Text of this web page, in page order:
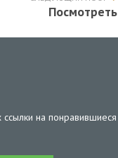
Посмотреть
на понравившиеся